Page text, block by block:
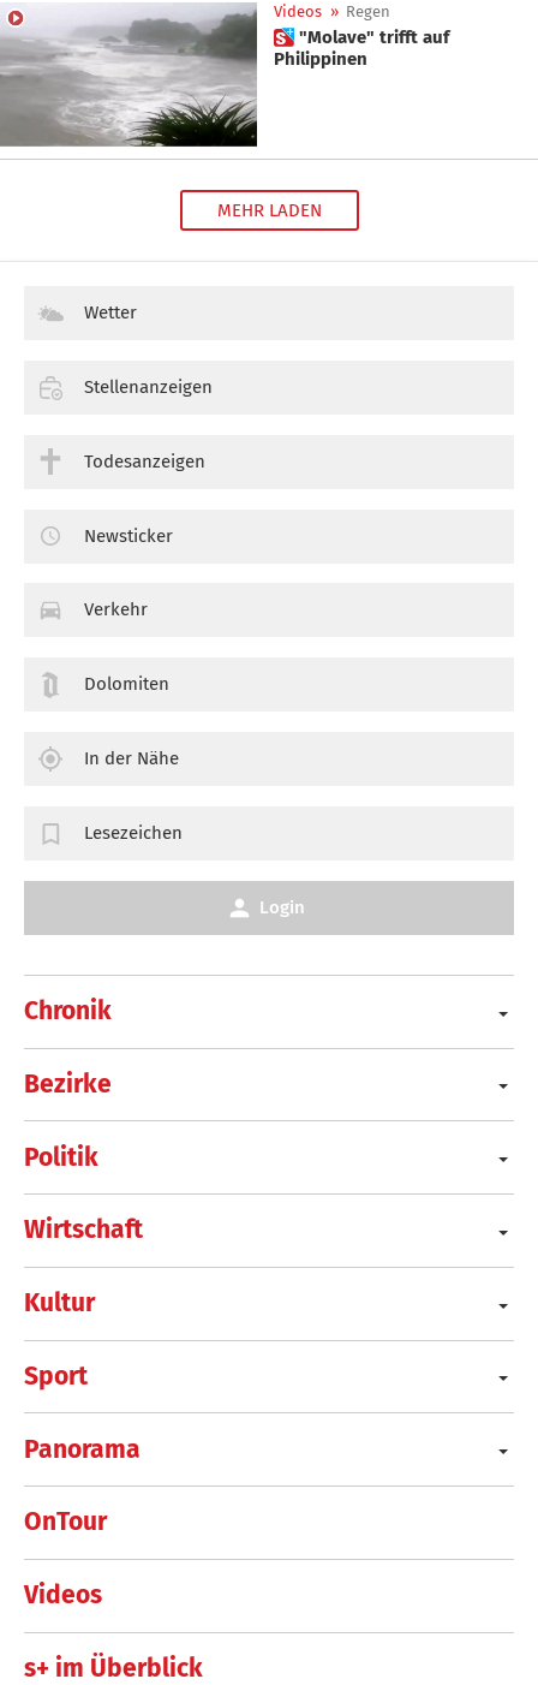
Videos » Regen
 "Molave" trifft auf
Philippinen
MEHR LADEN
Chronik
Bezirke
Politik
Wirtschaft
Kultur
Sport
Panorama
OnTour
Videos
s+ im Überblick
Wetter
Stellenanzeigen
Todesanzeigen
Newsticker
Verkehr
Dolomiten
In der Nähe
Lesezeichen
Login